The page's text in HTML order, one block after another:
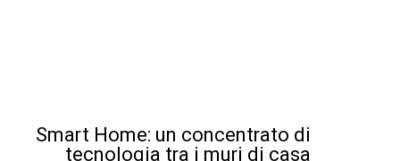
Smart Home: un concentrato di
tecnologia tra i muri di casa